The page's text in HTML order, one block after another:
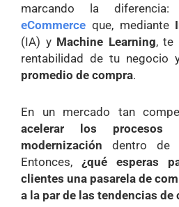
marcando la
eCommerce que, mediante
(IA) y Machine Learning, te
rentabilidad de tu negocio
promedio de compra.
En un mercado tan
acelerar los procesos
modernización dentro de
Entonces, ¿qué esperas
clientes una pasarela de
a la par de las tendencias